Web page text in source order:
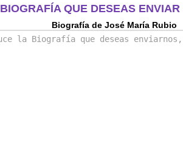
BIOGRAFÍA QUE DESEAS ENVIAR
Biografía de José María Rubio